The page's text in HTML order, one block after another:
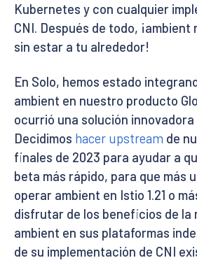
Kubernetes y con cualquier
CNI. Después de todo, ¡ambient
sin estar a tu alrededor!
En Solo, hemos estado
ambient en nuestro producto
ocurrió una solución
Decidimos hacer upstream de
finales de 2023 para ayudar a
beta más rápido, para que más
operar ambient en Istio 1.21 o
disfrutar de los beneficios de la
ambient en sus plataformas
de su implementación de CNI